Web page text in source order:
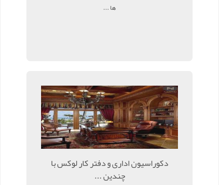
ها ...
دکوراسیون اداری و دفتر کار لوکس با
چندین ...